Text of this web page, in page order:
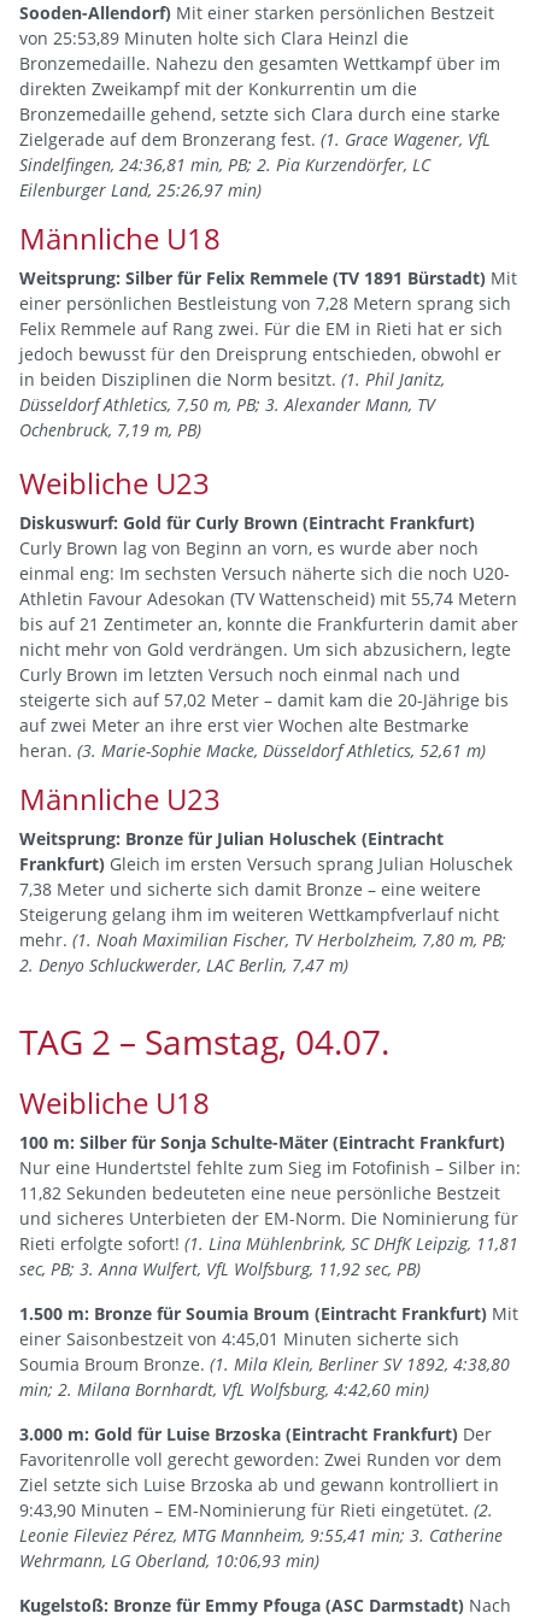
Sooden-Allendorf) Mit einer starken persönlichen Bestzeit
von 25:53,89 Minuten holte sich Clara Heinzl die
Bronzemedaille. Nahezu den gesamten Wettkampf über im
direkten Zweikampf mit der Konkurrentin um die
Bronzemedaille gehend, setzte sich Clara durch eine starke
Zielgerade auf dem Bronzerang fest. (1. Grace Wagener, VfL
Sindelfingen, 24:36,81 min, PB; 2. Pia Kurzendörfer, LC
Eilenburger Land, 25:26,97 min)
Männliche U18
Weitsprung: Silber für Felix Remmele (TV 1891 Bürstadt) Mit
einer persönlichen Bestleistung von 7,28 Metern sprang sich
Felix Remmele auf Rang zwei. Für die EM in Rieti hat er sich
jedoch bewusst für den Dreisprung entschieden, obwohl er
in beiden Disziplinen die Norm besitzt. (1. Phil Janitz,
Düsseldorf Athletics, 7,50 m, PB; 3. Alexander Mann, TV
Ochenbruck, 7,19 m, PB)
Weibliche U23
Diskuswurf: Gold für Curly Brown (Eintracht Frankfurt)
Curly Brown lag von Beginn an vorn, es wurde aber noch
einmal eng: Im sechsten Versuch näherte sich die noch U20-
Athletin Favour Adesokan (TV Wattenscheid) mit 55,74 Metern
bis auf 21 Zentimeter an, konnte die Frankfurterin damit aber
nicht mehr von Gold verdrängen. Um sich abzusichern, legte
Curly Brown im letzten Versuch noch einmal nach und
steigerte sich auf 57,02 Meter – damit kam die 20-Jährige bis
auf zwei Meter an ihre erst vier Wochen alte Bestmarke
heran. (3. Marie-Sophie Macke, Düsseldorf Athletics, 52,61 m)
Männliche U23
Weitsprung: Bronze für Julian Holuschek (Eintracht
Frankfurt) Gleich im ersten Versuch sprang Julian Holuschek
7,38 Meter und sicherte sich damit Bronze – eine weitere
Steigerung gelang ihm im weiteren Wettkampfverlauf nicht
mehr. (1. Noah Maximilian Fischer, TV Herbolzheim, 7,80 m, PB;
2. Denyo Schluckwerder, LAC Berlin, 7,47 m)
TAG 2 – Samstag, 04.07.
Weibliche U18
100 m: Silber für Sonja Schulte-Mäter (Eintracht Frankfurt)
Nur eine Hundertstel fehlte zum Sieg im Fotofinish – Silber in:
11,82 Sekunden bedeuteten eine neue persönliche Bestzeit
und sicheres Unterbieten der EM-Norm. Die Nominierung für
Rieti erfolgte sofort! (1. Lina Mühlenbrink, SC DHfK Leipzig, 11,81
sec, PB; 3. Anna Wulfert, VfL Wolfsburg, 11,92 sec, PB)
1.500 m: Bronze für Soumia Broum (Eintracht Frankfurt) Mit
einer Saisonbestzeit von 4:45,01 Minuten sicherte sich
Soumia Broum Bronze. (1. Mila Klein, Berliner SV 1892, 4:38,80
min; 2. Milana Bornhardt, VfL Wolfsburg, 4:42,60 min)
3.000 m: Gold für Luise Brzoska (Eintracht Frankfurt) Der
Favoritenrolle voll gerecht geworden: Zwei Runden vor dem
Ziel setzte sich Luise Brzoska ab und gewann kontrolliert in
9:43,90 Minuten – EM-Nominierung für Rieti eingetütet. (2.
Leonie Fileviez Pérez, MTG Mannheim, 9:55,41 min; 3. Catherine
Wehrmann, LG Oberland, 10:06,93 min)
Kugelstoß: Bronze für Emmy Pfouga (ASC Darmstadt) Nach